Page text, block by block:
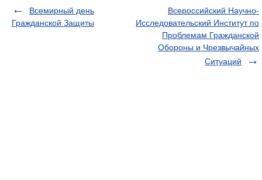
Всемирный день
Гражданской Защиты
Всероссийский Научно-
Исследовательский Институт по
Проблемам Гражданской
Обороны и Чрезвычайных
Ситуаций